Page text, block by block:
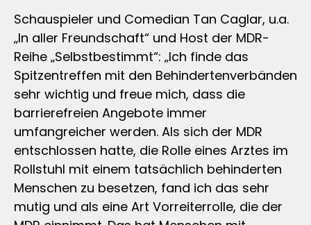
Schauspieler und Comedian Tan Caglar, u.a.
„In aller Freundschaft“ und Host der MDR-
Reihe „Selbstbestimmt“: „Ich finde das
Spitzentreffen mit den Behindertenverbänden
sehr wichtig und freue mich, dass die
barrierefreien Angebote immer
umfangreicher werden. Als sich der MDR
entschlossen hatte, die Rolle eines Arztes im
Rollstuhl mit einem tatsächlich behinderten
Menschen zu besetzen, fand ich das sehr
mutig und als eine Art Vorreiterrolle, die der